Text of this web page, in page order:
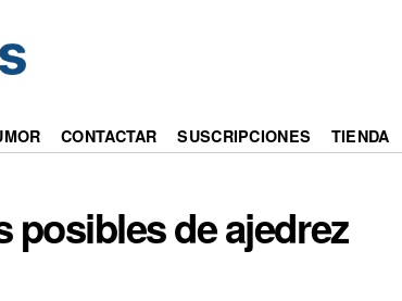
CONTACTAR SUSCRIPCIONES TIENDA
posibles de ajedrez